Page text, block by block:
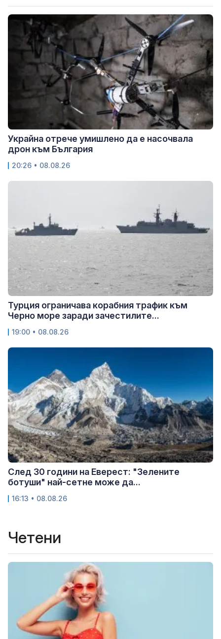
Украйна отрече умишлено да е насочвала
дрон към България
20:26 • 08.08.26
Турция ограничава корабния трафик към
Черно море заради зачестилите...
19:00 • 08.08.26
След 30 години на Еверест: "Зелените
ботуши" най-сетне може да...
16:13 • 08.08.26
Четени